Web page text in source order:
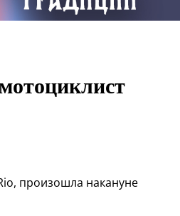
произошла накануне